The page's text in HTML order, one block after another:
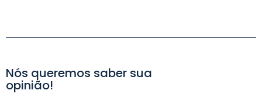
Nós queremos saber sua
opinião!